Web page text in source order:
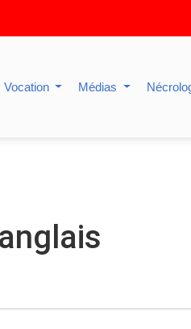
Vocation Médias